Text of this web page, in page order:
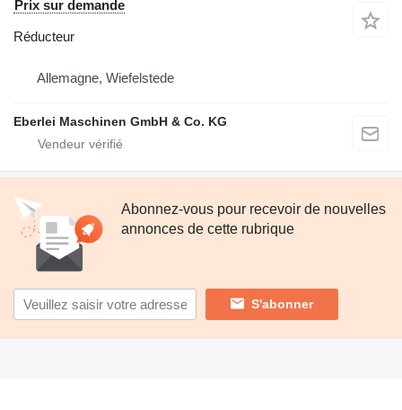
Prix sur demande
Réducteur
Allemagne, Wiefelstede
Eberlei Maschinen GmbH & Co. KG
Abonnez-vous pour recevoir de nouvelles
annonces de cette rubrique
S'abonner